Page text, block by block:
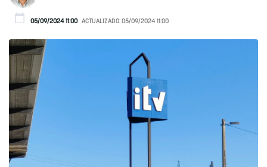
05/09/2024 11:00 ACTUALIZADO:05/09/2024 11:00